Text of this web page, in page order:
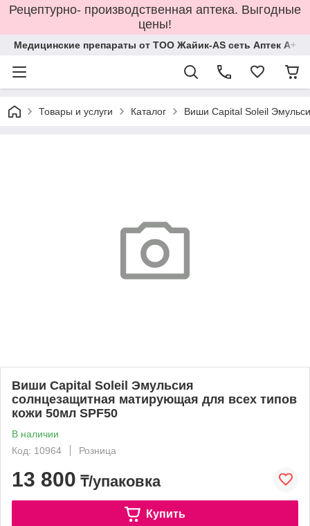
Рецептурно- производственная аптека. Выгодные
цены!
Медицинские препараты от ТОО Жайик-AS сеть Аптек А+
Товары и услуги Каталог Виши Capital Soleil
Виши Capital Soleil Эмульсия
солнцезащитная матирующая для всех типов
кожи 50мл SPF50
В наличии
Код: 10964
Розница
13 800 ₸/упаковка
Купить